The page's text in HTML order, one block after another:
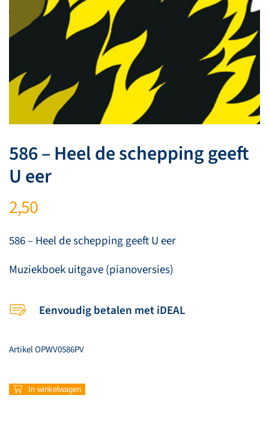
586 – Heel de schepping geeft
U eer
2,50
586 – Heel de schepping geeft U eer
Muziekboek uitgave (pianoversies)
Eenvoudig betalen met iDEAL
ArtikelOPWV0586PV
586
In winkelwagen